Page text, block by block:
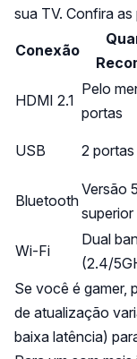
sua TV. Confira
Conexão
HDMI 2.1
Pelo
portas
USB 2 portas
Bluetooth
Versão
superior
Wi-Fi
Dual
(2.4/
Se você é gamer,
de atualização
baixa latência)